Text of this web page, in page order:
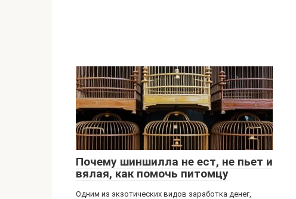
Почему шиншилла не ест, не пьет и
вялая, как помочь питомцу
Одним из экзотических видов заработка денег,